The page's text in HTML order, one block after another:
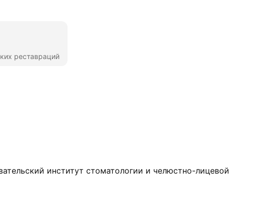
реставраций
институт стоматологии и челюстно-лицевой